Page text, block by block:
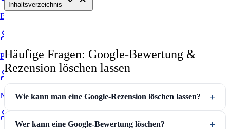
Bewertung online prüfen
Portale
Nachteile ohne Anwalt
Inhaltsverzeichnis
Häufige Fragen: Google-Bewertung &
Rezension löschen lassen
Wie kann man eine Google-Rezension löschen lassen?
Wer kann eine Google-Bewertung löschen?